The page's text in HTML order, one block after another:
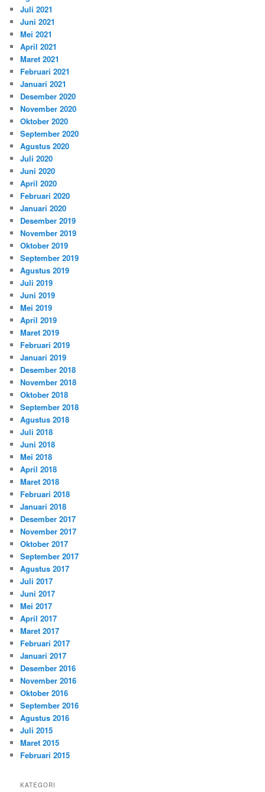
Juli 2021
Juni 2021
Mei 2021
April 2021
Maret 2021
Februari 2021
Januari 2021
Desember 2020
November 2020
Oktober 2020
September 2020
Agustus 2020
Juli 2020
Juni 2020
April 2020
Februari 2020
Januari 2020
Desember 2019
November 2019
Oktober 2019
September 2019
Agustus 2019
Juli 2019
Juni 2019
Mei 2019
April 2019
Maret 2019
Februari 2019
Januari 2019
Desember 2018
November 2018
Oktober 2018
September 2018
Agustus 2018
Juli 2018
Juni 2018
Mei 2018
April 2018
Maret 2018
Februari 2018
Januari 2018
Desember 2017
November 2017
Oktober 2017
September 2017
Agustus 2017
Juli 2017
Juni 2017
Mei 2017
April 2017
Maret 2017
Februari 2017
Januari 2017
Desember 2016
November 2016
Oktober 2016
September 2016
Agustus 2016
Juli 2015
Maret 2015
Februari 2015
KATEGORI